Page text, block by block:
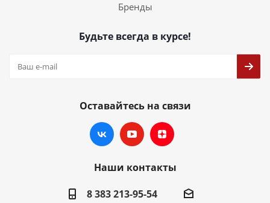
Бренды
Будьте всегда в курсе!
Оставайтесь на связи
Наши контакты
8 383 213-95-54